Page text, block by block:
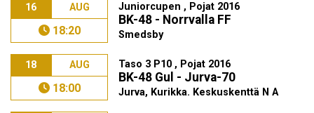
16 AUG
18:20
Juniorcupen , Pojat 2016
BK-48 - Norrvalla FF
Smedsby
18 AUG
18:00
Taso 3 P10 , Pojat 2016
BK-48 Gul - Jurva-70
Jurva, Kurikka. Keskuskenttä N A